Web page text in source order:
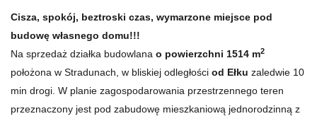
Cisza, spokój, beztroski czas, wymarzone miejsce pod
budowę własnego domu!!!
Na sprzedaż działka budowlana o powierzchni 1514 m2
położona w Stradunach, w bliskiej odległości od Ełku zaledwie 10
min drogi. W planie zagospodarowania przestrzennego teren
przeznaczony jest pod zabudowę mieszkaniową jednorodzinną z